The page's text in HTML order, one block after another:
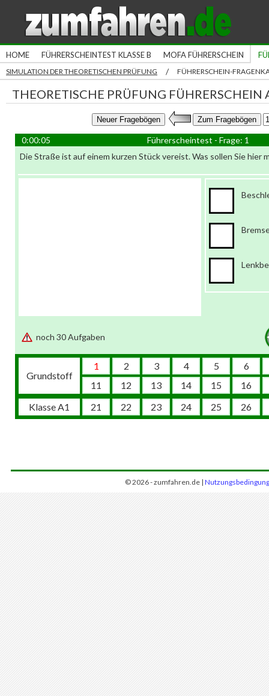
HOME FÜHRERSCHEINTEST KLASSE B MOFA FÜHRERSCHEIN
SIMULATION DER THEORETISCHEN PRÜFUNG / FÜHRERSCHEIN-
THEORETISCHE PRÜFUNG FÜHRERSCHEIN
0:00:06
Führerscheintest - Frage: 1
Die Straße ist auf einem kurzen Stück vereist. Was sollen Sie hier
noch 30 Aufgaben
Grundstoff
1 2 3 4 5
6
11
12 13 14 15
16
Klasse A1
21 22 23 24 25 26
© 2026 - zumfahren.de |